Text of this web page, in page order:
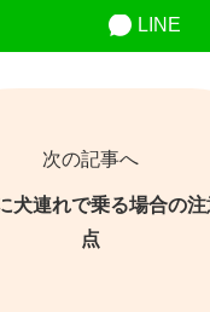
LINE
次の記事へ
犬連れで乗る場合の注
点